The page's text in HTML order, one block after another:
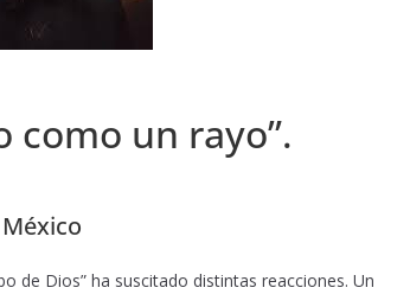
como un rayo”.
de Dios” ha suscitado distintas reacciones. Un